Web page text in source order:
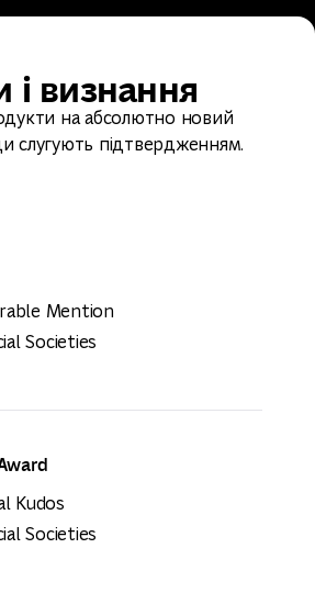
і визнання
на абсолютно новий
слугують підтвердженням.
Mention
Societies
Kudos
Societies